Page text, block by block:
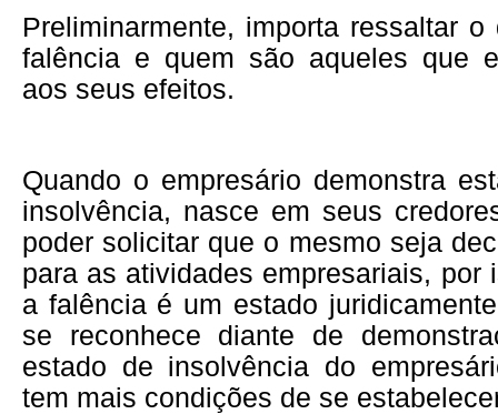
Preliminarmente, importa ressaltar
falência e quem são aqueles que
aos seus efeitos.
Quando o empresário demonstra
insolvência, nasce em seus
poder solicitar que o mesmo seja
para as atividades empresariais, por
a falência é um estado
se reconhece diante de
estado de insolvência do
tem mais condições de se